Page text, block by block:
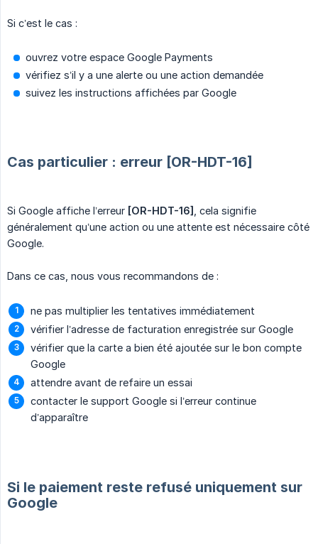
Si c’est le cas :
ouvrez votre espace Google Payments
vérifiez s’il y a une alerte ou une action demandée
suivez les instructions affichées par Google
Cas particulier : erreur [OR-HDT-16]
Si Google affiche l’erreur [OR-HDT-16]
, cela signifie
généralement qu’une action ou une attente est nécessaire côté
Google.
Dans ce cas, nous vous recommandons de :
ne pas multiplier les tentatives immédiatement
vérifier l’adresse de facturation enregistrée sur Google
vérifier que la carte a bien été ajoutée sur le bon compte
Google
attendre avant de refaire un essai
contacter le support Google si l’erreur continue
d’apparaître
Si le paiement reste refusé uniquement sur
Google